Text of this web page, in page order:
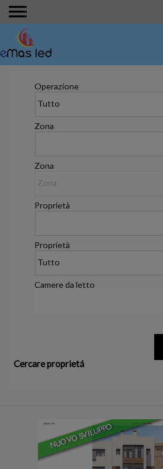
Operazione
Zona
Zona
Proprietà
Proprietà
Camere da letto
Cercare proprietá
NUOVO SVILUPPO